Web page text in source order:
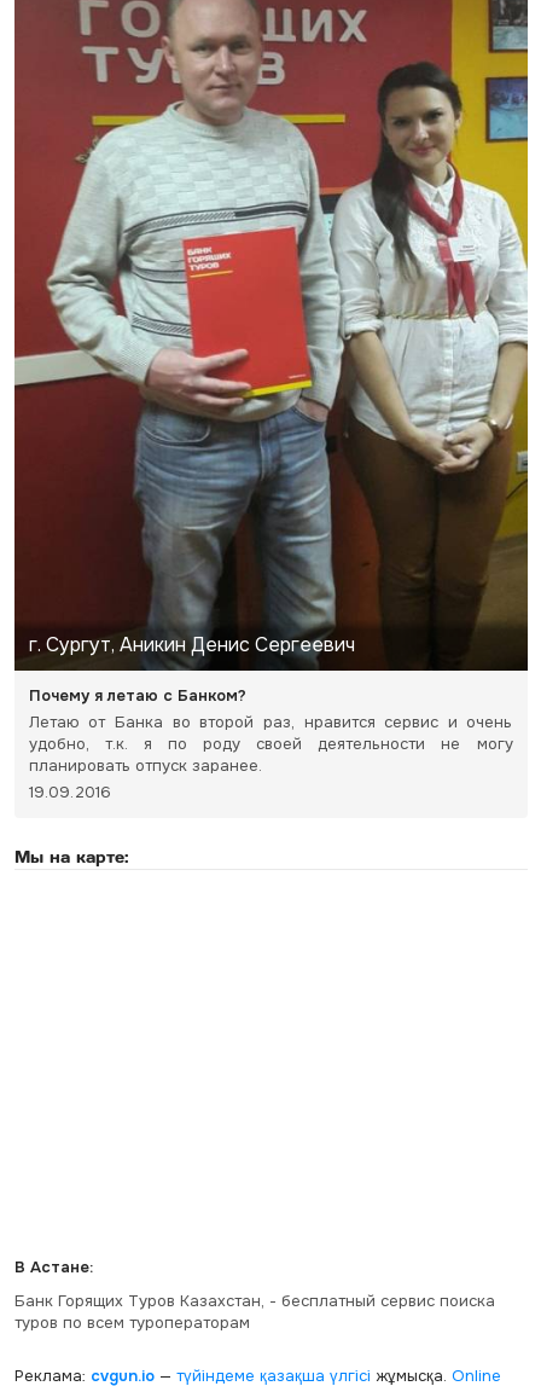
г. Сургут, Аникин Денис Сергеевич
Почему я летаю с Банком?
Летаю от Банка во второй раз, нравится сервис и очень
удобно, т.к. я по роду своей деятельности не могу
планировать отпуск заранее.
19.09.2016
Мы на карте:
В Астане:
Банк Горящих Туров Казахстан, - бесплатный сервис поиска
туров по всем туроператорам
Реклама: cvgun.io— түйіндеме қазақша үлгісі жұмысқа. Online